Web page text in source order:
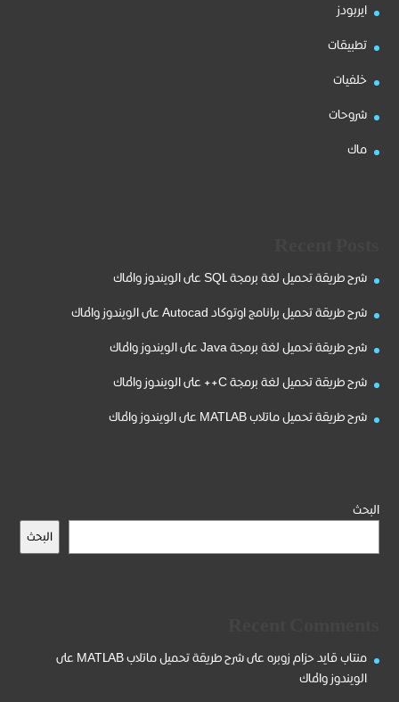
ايربودز
تطبيقات
خلفيات
شروحات
ماك
شرح طريقة تحميل لغة برمجة SQL على الويندوز والماك
شرح طريقة تحميل برانامج اوتوكاد Autocad على الويندوز والماك
شرح طريقة تحميل لغة برمجة Java على الويندوز والماك
شرح طريقة تحميل لغة برمجة C++ على الويندوز والماك
شرح طريقة تحميل ماتلاب MATLAB على الويندوز والماك
البحث
البحث
منتاب قايد حزام زوبره على
شرح طريقة تحميل ماتلاب MATLAB على
الويندوز والماك